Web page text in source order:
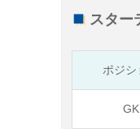
スター
ポジシ
GK